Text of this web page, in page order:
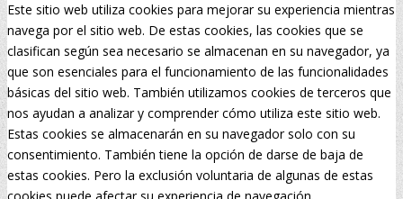
Este sitio web utiliza cookies para mejorar su experiencia mientras
navega por el sitio web. De estas cookies, las cookies que se
clasifican según sea necesario se almacenan en su navegador, ya
que son esenciales para el funcionamiento de las funcionalidades
básicas del sitio web. También utilizamos cookies de terceros que
nos ayudan a analizar y comprender cómo utiliza este sitio web.
Estas cookies se almacenarán en su navegador solo con su
consentimiento. También tiene la opción de darse de baja de
estas cookies. Pero la exclusión voluntaria de algunas de estas